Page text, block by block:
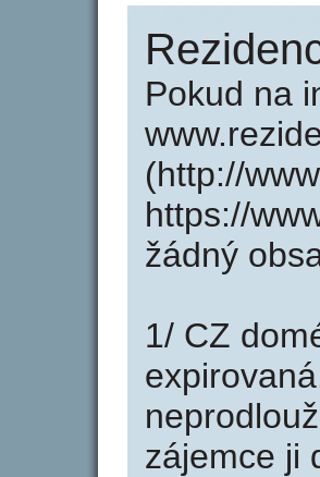
Pokud na
(http://
https://
žádný
1/ CZ
zájemce ji